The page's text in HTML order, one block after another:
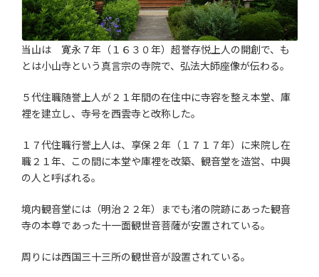
当山は 寛永７年（１６３０年）超誉存悦上人の開創で、も
とは小山寺という真言宗の寺院で、弘法大師座像が伝わる。
５代住職随誉上人が２１年間の在住中に寺容を整え本堂、庫
裡を建立し、寺号を西雲寺と改称した。
１７代住職行誉上人は、享保２年（１７１７年）に来院し在
職２１年、この間に本堂や庫裡を改築、観音堂を造営、中興
の人と呼ばれる。
境内観音堂には（明治２２年）までも渚の院跡にあった観音
寺の本尊であった十一面観世音菩薩が安置されている。
周りには西国三十三所の観世音が設置されている。